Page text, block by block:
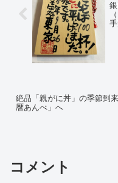
絶品「親がに丼」の季節到
暦あんべ」へ
コメント